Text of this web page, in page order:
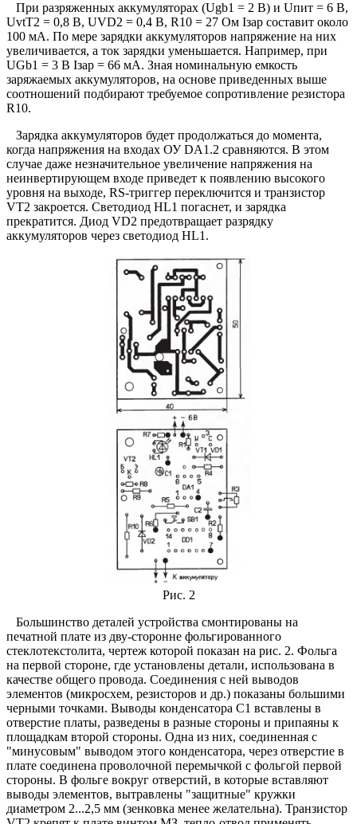
При разряженных аккумуляторах (Ugb1 = 2 В) и Uпит = 6 В,
UvtТ2 = 0,8 В, UVD2 = 0,4 В, R10 = 27 Ом Iзар составит около
100 мА. По мере зарядки аккумуляторов напряжение на них
увеличивается, а ток зарядки уменьшается. Например, при
UGb1 = 3 В Iзар = 66 мА. Зная номинальную емкость
заряжаемых аккумуляторов, на основе приведенных выше
соотношений подбирают требуемое сопротивление резистора
R10.
Зарядка аккумуляторов будет продолжаться до момента,
когда напряжения на входах ОУ DA1.2 сравняются. В этом
случае даже незначительное увеличение напряжения на
неинвертирующем входе приведет к появлению высокого
уровня на выходе, RS-триггер переключится и транзистор
VT2 закроется. Светодиод HL1 погаснет, и зарядка
прекратится. Диод VD2 предотвращает разрядку
аккумуляторов через светодиод HL1.
Рис. 2
Большинство деталей устройства смонтированы на
печатной плате из дву-сторонне фольгированного
стеклотекстолита, чертеж которой показан на рис. 2. Фольга
на первой стороне, где установлены детали, использована в
качестве общего провода. Соединения с ней выводов
элементов (микросхем, резисторов и др.) показаны большими
черными точками. Выводы конденсатора С1 вставлены в
отверстие платы, разведены в разные стороны и припаяны к
площадкам второй стороны. Одна из них, соединенная с
"минусовым" выводом этого конденсатора, через отверстие в
плате соединена проволочной перемычкой с фольгой первой
стороны. В фольге вокруг отверстий, в которые вставляют
выводы элементов, вытравлены "защитные" кружки
диаметром 2...2,5 мм (зенковка менее желательна). Транзистор